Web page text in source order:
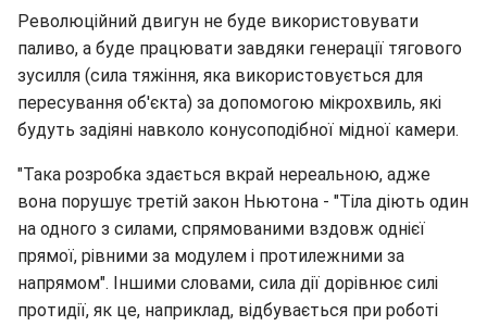
Революційний двигун не буде використовувати
паливо, а буде працювати завдяки генерації тягового
зусилля (сила тяжіння, яка використовується для
пересування об'єкта) за допомогою мікрохвиль, які
будуть задіяні навколо конусоподібної мідної камери.
"Така розробка здається вкрай нереальною, адже
вона порушує третій закон Ньютона - "Тіла діють один
на одного з силами, спрямованими вздовж однієї
прямої, рівними за модулем і протилежними за
напрямом". Іншими словами, сила дії дорівнює силі
протидії, як це, наприклад, відбувається при роботі